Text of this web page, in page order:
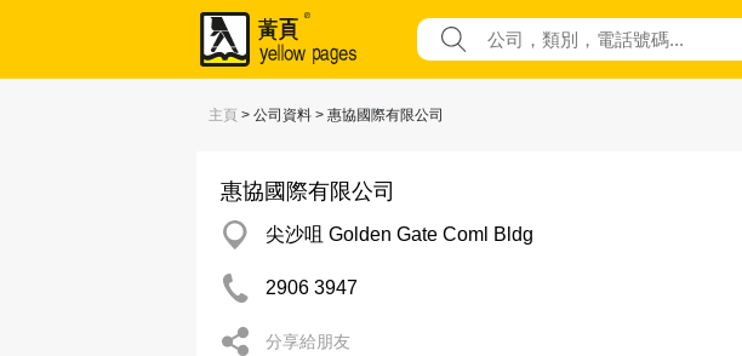
主頁 > 公司資料 > 惠協國際有限公司
惠協國際有限公司
尖沙咀 Golden Gate Coml Bldg
2906 3947
分享給朋友